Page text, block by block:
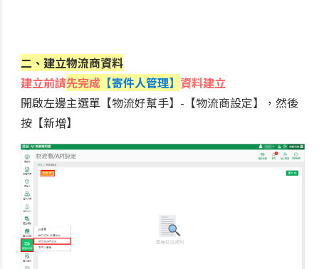
二、建立物流商資料
建立前請先完成【寄件人管理】 資料建立
開啟左邊主選單【物流好幫手】-【物流商設定】，然後
按【新增】